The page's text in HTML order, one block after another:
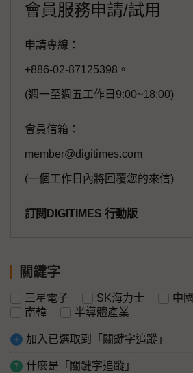
會員服務申請/試用
申請專線：
+886-02-87125398。
(週一至週五工作日9:00~18:00)
會員信箱：
member@digitimes.com
(一個工作日內將回覆您的來信)
訂閱DIGITIMES 行動版
關鍵字
三星電子 SK海力士 中國
南韓
半導體產業
加入已選取到「關鍵字追蹤」
什麼是「關鍵字追蹤」